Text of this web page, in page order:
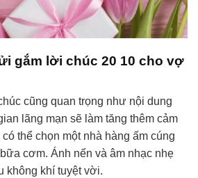
gắm lời chúc 20 10 cho vợ
cũng quan trọng như nội dung
lãng mạn sẽ làm tăng thêm cảm
thể chọn một nhà hàng ấm cúng
cơm. Ánh nến và âm nhạc nhẹ
không khí tuyệt vời.